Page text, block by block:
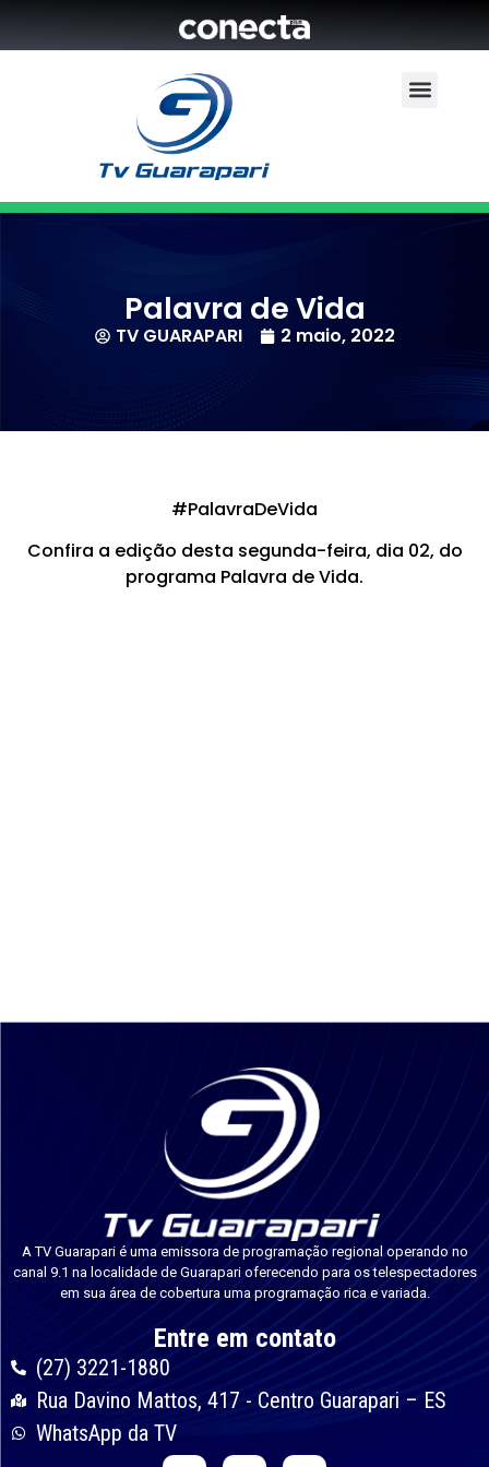
Palavra de Vida
TV GUARAPARI 2 maio, 2022
#PalavraDeVida​​​​​​​​​​​​​​​​​​​​​​​​​​​​​​​​​​​​​​​​​​​​​​​​​​​​​​​​​​​​​​​​​​​​​​​​​​​​​​​​​​​​​​​​
Confira a edição desta segunda-feira, dia 02, do
programa Palavra de Vida.
A TV Guarapari é uma emissora de programação regional operando no
canal 9.1 na localidade de Guarapari oferecendo para os telespectadores
em sua área de cobertura uma programação rica e variada.
Entre em contato
(27) 3221-1880
Rua Davino Mattos, 417 - Centro Guarapari – ES
WhatsApp da TV